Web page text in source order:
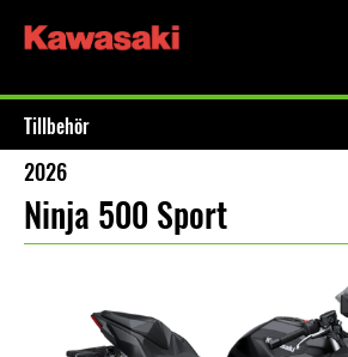
Tillbehör
2026
Ninja 500 Sport